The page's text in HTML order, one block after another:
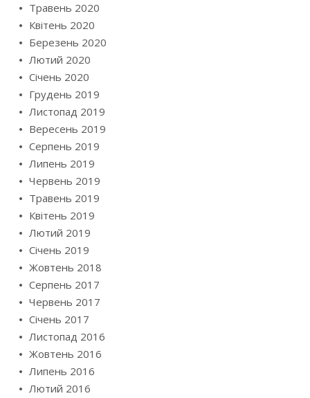
Травень 2020
Квітень 2020
Березень 2020
Лютий 2020
Січень 2020
Грудень 2019
Листопад 2019
Вересень 2019
Серпень 2019
Липень 2019
Червень 2019
Травень 2019
Квітень 2019
Лютий 2019
Січень 2019
Жовтень 2018
Серпень 2017
Червень 2017
Січень 2017
Листопад 2016
Жовтень 2016
Липень 2016
Лютий 2016